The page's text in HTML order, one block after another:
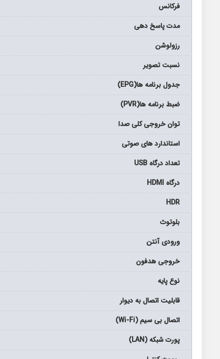
فرکانس
مدت پاسخ دهی
رزولوشن
نسبت تصویر
جدول برنامه ها(EPG)
ضبط برنامه ها(PVR)
توان خروجی کلی صدا
استاندارد های صوتی
تعداد درگاه USB
درگاه HDMI
HDR
بلوتوث
ورودی آنتن
خروجی هدفون
نوع پایه
قابلیت اتصال به دیوار
اتصال بی سیم (Wi-Fi)
پورت شبکه (LAN)